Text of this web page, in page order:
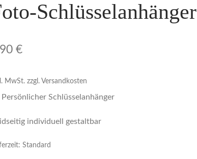
Schlüsselanhänger
€
MwSt. zzgl. Versandkosten
Persönlicher Schlüsselanhänger
individuell gestaltbar
Standard